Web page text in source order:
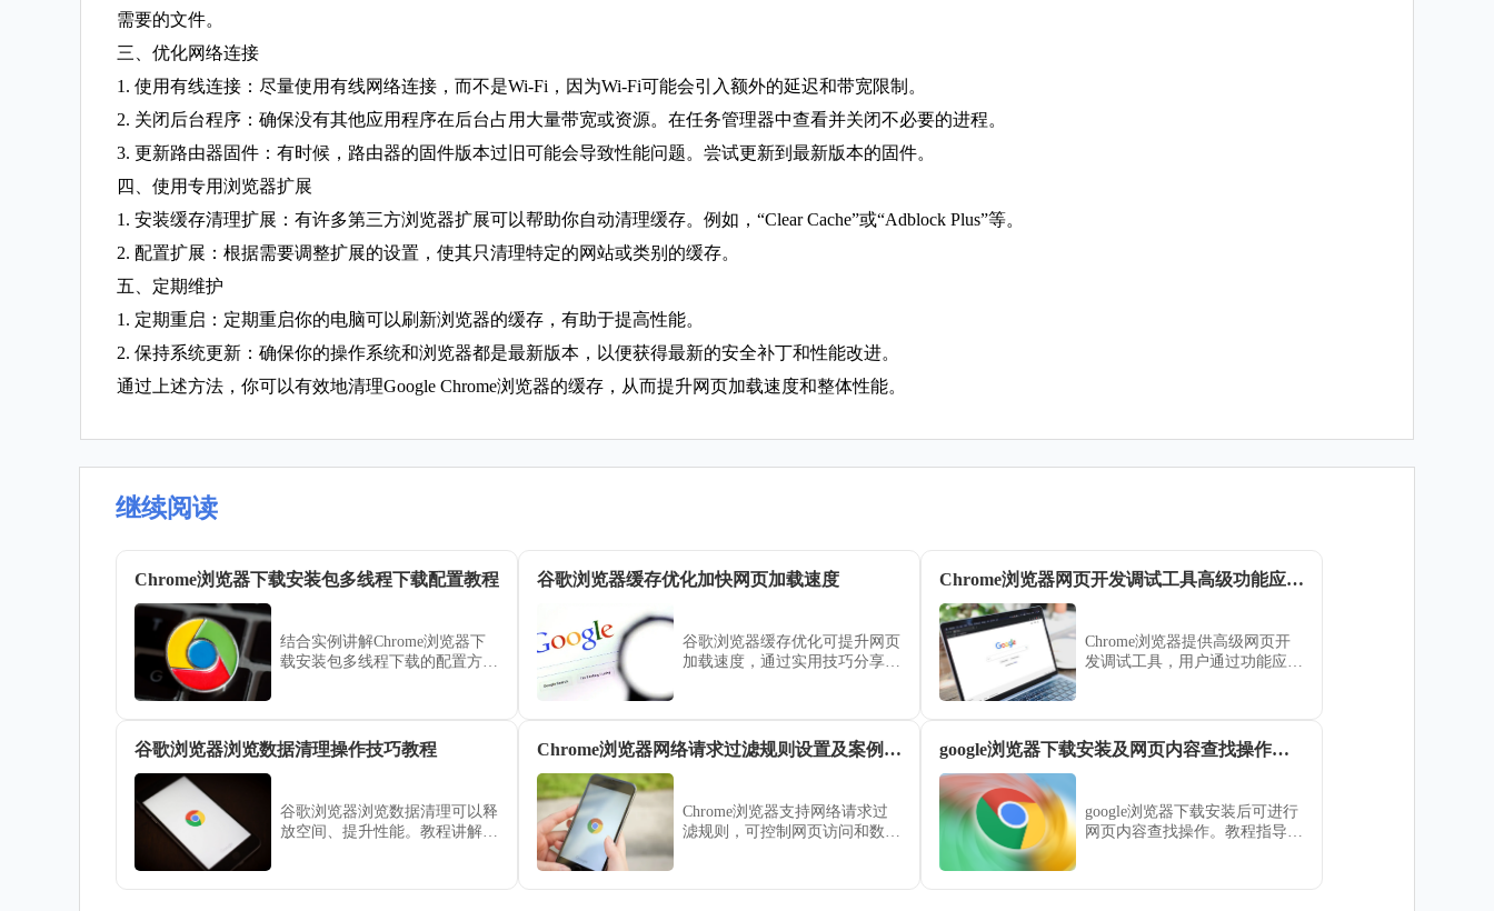
需要的文件。
三、优化网络连接
1. 使用有线连接：尽量使用有线网络连接，而不是Wi-Fi，因为Wi-Fi可能会引入额外的延迟和带宽限制。
2. 关闭后台程序：确保没有其他应用程序在后台占用大量带宽或资源。在任务管理器中查看并关闭不必要的进程。
3. 更新路由器固件：有时候，路由器的固件版本过旧可能会导致性能问题。尝试更新到最新版本的固件。
四、使用专用浏览器扩展
1. 安装缓存清理扩展：有许多第三方浏览器扩展可以帮助你自动清理缓存。例如，“Clear Cache”或“Adblock Plus”等。
2. 配置扩展：根据需要调整扩展的设置，使其只清理特定的网站或类别的缓存。
五、定期维护
1. 定期重启：定期重启你的电脑可以刷新浏览器的缓存，有助于提高性能。
2. 保持系统更新：确保你的操作系统和浏览器都是最新版本，以便获得最新的安全补丁和性能改进。
通过上述方法，你可以有效地清理Google Chrome浏览器的缓存，从而提升网页加载速度和整体性能。
继续阅读
Chrome浏览器下载安装包多线程下载配置教程
结合实例讲解Chrome浏览器下
载安装包多线程下载的配置方
谷歌浏览器缓存优化加快网页加载速度
谷歌浏览器缓存优化可提升网页
加载速度，通过实用技巧分享，
Chrome浏览器网页开发调试工具高级功能应用指南
Chrome浏览器提供高级网页开
发调试工具，用户通过功能应用
谷歌浏览器浏览数据清理操作技巧教程
谷歌浏览器浏览数据清理可以释
放空间、提升性能。教程讲解清
Chrome浏览器网络请求过滤规则设置及案例分析
Chrome浏览器支持网络请求过
滤规则，可控制网页访问和数据
google浏览器下载安装及网页内容查找操作教程
google浏览器下载安装后可进行
网页内容查找操作。教程指导用